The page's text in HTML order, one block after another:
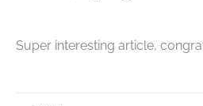
Super interesting article,